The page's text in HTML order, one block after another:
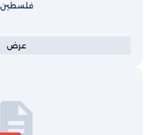
فلسطين
عرض